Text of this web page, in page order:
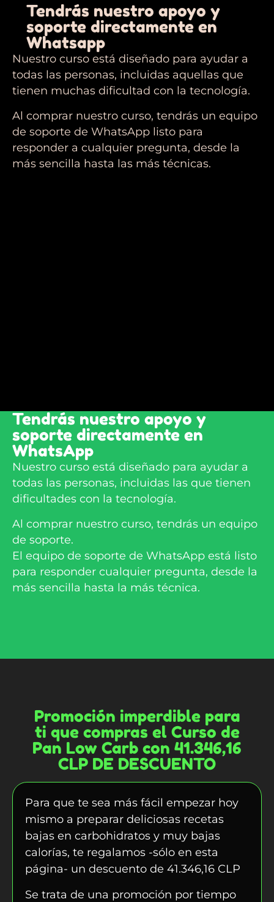
Tendrás nuestro apoyo y
soporte directamente en
Whatsapp
Nuestro curso está diseñado para ayudar a
todas las personas, incluidas aquellas que
tienen muchas dificultad con la tecnología.
Al comprar nuestro curso, tendrás un equipo
de soporte de WhatsApp listo para
responder a cualquier pregunta, desde la
más sencilla hasta las más técnicas.
Tendrás nuestro apoyo y
soporte directamente en
WhatsApp
Nuestro curso está diseñado para ayudar a
todas las personas, incluidas las que tienen
dificultades con la tecnología.
Al comprar nuestro curso, tendrás un equipo
de soporte.
El equipo de soporte de WhatsApp está listo
para responder cualquier pregunta, desde la
más sencilla hasta la más técnica.
Promoción imperdible para
ti que compras el Curso de
Pan Low Carb con 41.346,16
CLP DE DESCUENTO
Para que te sea más fácil empezar hoy
mismo a preparar deliciosas recetas
bajas en carbohidratos y muy bajas
calorías, te regalamos -sólo en esta
página- un descuento de 41.346,16 CLP
Se trata de una promoción por tiempo